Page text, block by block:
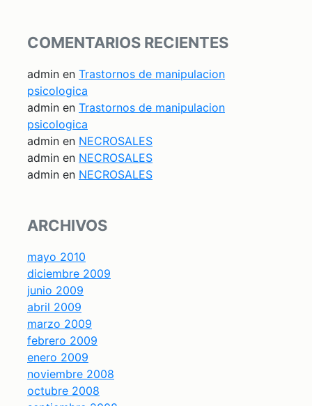
COMENTARIOS RECIENTES
admin en Trastornos de manipulacion
psicologica
admin en Trastornos de manipulacion
psicologica
admin en NECROSALES
admin en NECROSALES
admin en NECROSALES
ARCHIVOS
mayo 2010
diciembre 2009
junio 2009
abril 2009
marzo 2009
febrero 2009
enero 2009
noviembre 2008
octubre 2008